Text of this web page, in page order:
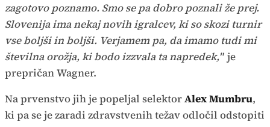
zagotovo poznamo. Smo se pa dobro poznali že prej.
Slovenija ima nekaj novih igralcev, ki so skozi turnir
vse boljši in boljši. Verjamem pa, da imamo tudi mi
številna orožja, ki bodo izzvala ta napredek," je
prepričan Wagner.
Na prvenstvo jih je popeljal selektorAlex Mumbru,
ki pa se je zaradi zdravstvenih težav odločil odstopiti